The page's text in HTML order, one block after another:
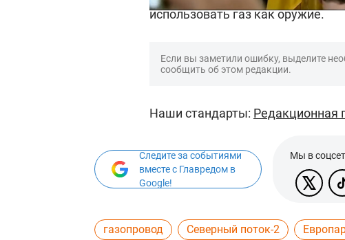
использовать газ как оружие.
Если вы заметили ошибку, выделите
сообщить об этом редакции.
Наши стандарты: Редакционная
Следите за событиями
вместе с Главредом в
Google!
Мы в
газопровод Северный поток-2